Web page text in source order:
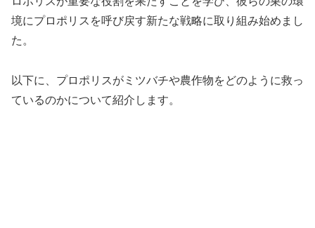
境にプロポリスを呼び戻す新たな戦略に取り組み始めまし
た。
以下に、プロポリスがミツバチや農作物をどのように救っ
ているのかについて紹介します。